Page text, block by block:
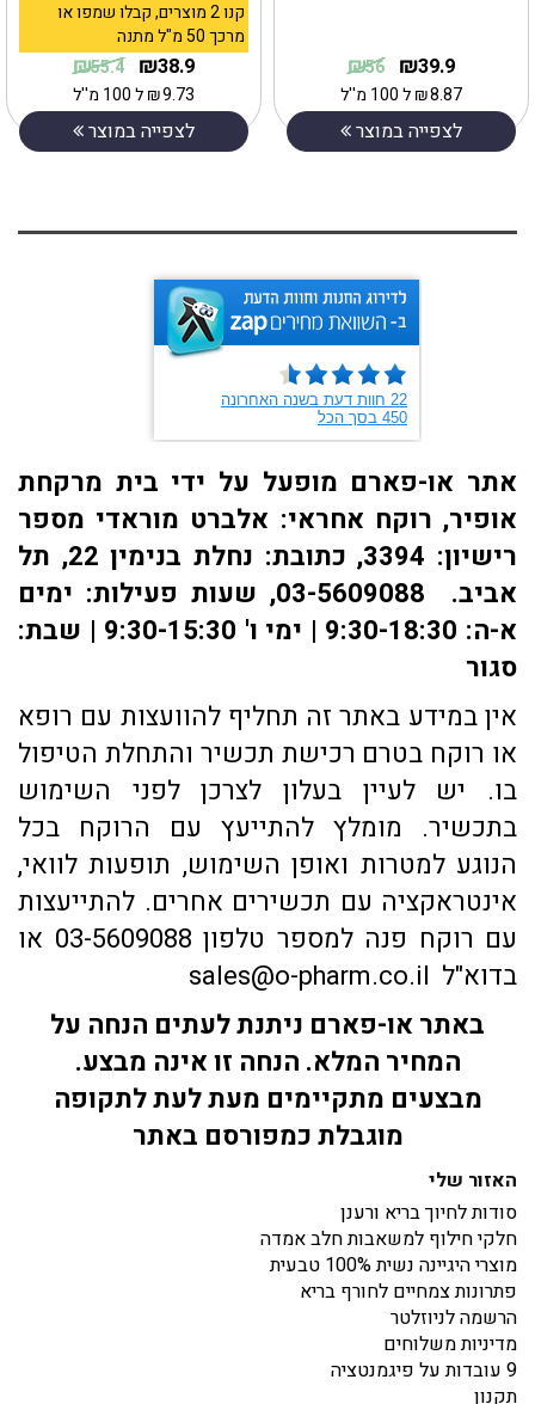
קנו 2 מוצרים, קבלו שמפו או
מרכך 50 מ"ל מתנה
38.9
₪
55.4
₪
9.73
₪ל 100 מ''ל
לצפייה במוצר
39.9
₪
56
₪
8.87
₪ל 100 מ''ל
לצפייה במוצר
אתר או-פארם מופעל על ידי בית מרקחת
אופיר, רוקח אחראי: אלברט מוראדי מספר
רישיון: 3394, כתובת: ​נחלת בנימין 22, תל
אביב. 03-5609088, שעות פעילות: ימים
א-ה: 9:30-18:30 | ימי ו' 9:30-15:30 | שבת:
סגור
אין במידע באתר זה תחליף להוועצות עם רופא
או רוקח בטרם רכישת תכשיר והתחלת הטיפול
בו. יש לעיין בעלון לצרכן לפני השימוש
בתכשיר. מומלץ להתייעץ עם הרוקח בכל
הנוגע למטרות ואופן השימוש, תופעות לוואי,
אינטראקציה עם תכשירים אחרים. להתייעצות
עם רוקח פנה למספר טלפון 03-5609088 או
בדוא"ל sales@o-pharm.co.il
באתר או-פארם ניתנת לעתים הנחה על
המחיר המלא. הנחה זו אינה מבצע.
מבצעים מתקיימים מעת לעת לתקופה
מוגבלת כמפורסם באתר
האזור שלי
סודות לחיוך בריא ורענן
חלקי חילוף למשאבות חלב אמדה
מוצרי היגיינה נשית 100% טבעית
פתרונות צמחיים לחורף בריא
הרשמה לניוזלטר
מדיניות משלוחים
9 עובדות על פיגמנטציה
תקנון